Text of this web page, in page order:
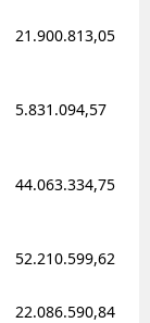
21.900.813,05
5.831.094,57
44.063.334,75
52.210.599,62
22.086.590,84